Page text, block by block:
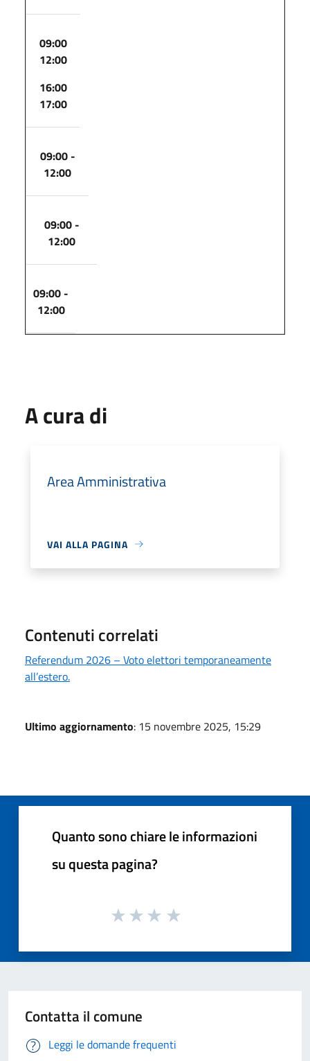
09:00
12:00
16:00
17:00
09:00 -
12:00
09:00 -
12:00
09:00 -
12:00
A cura di
Area Amministrativa
VAI ALLA PAGINA
Contenuti correlati
Referendum 2026 – Voto elettori temporaneamente
all’estero.
Ultimo aggiornamento: 15 novembre 2025, 15:29
Quanto sono chiare le informazioni
su questa pagina?
Contatta il comune
Leggi le domande frequenti